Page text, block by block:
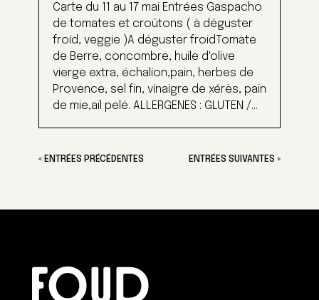
Carte du 11 au 17 mai Entrées Gaspacho
de tomates et croûtons ( à déguster
froid, veggie )A déguster froidTomate
de Berre, concombre, huile d'olive
vierge extra, échalion,pain, herbes de
Provence, sel fin, vinaigre de xérès, pain
de mie,ail pelé. ALLERGENES : GLUTEN /...
« ENTRÉES PRÉCÉDENTES ENTRÉES SUIVANTES »